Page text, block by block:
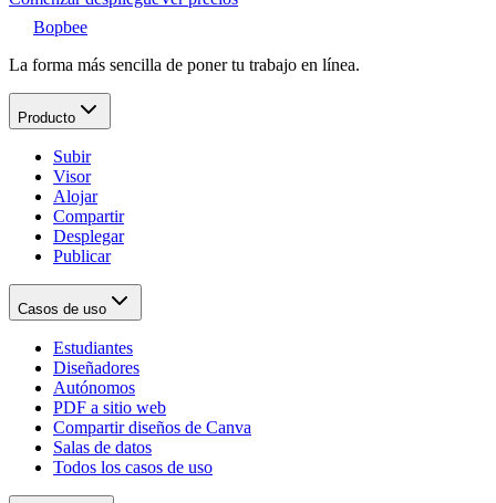
Bopbee
La forma más sencilla de poner tu trabajo en línea.
Producto
Subir
Visor
Alojar
Compartir
Desplegar
Publicar
Casos de uso
Estudiantes
Diseñadores
Autónomos
PDF a sitio web
Compartir diseños de Canva
Salas de datos
Todos los casos de uso